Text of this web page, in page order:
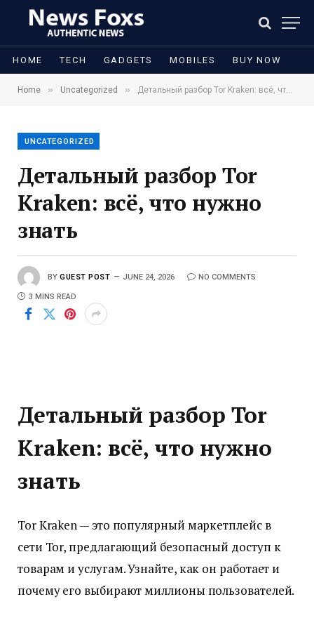
HOME TECH GADGETS MOBILES BUY NOW
Home » Uncategorized » Детальный разбор Tor Kraken: всё, что нужно знать
UNCATEGORIZED
Детальный разбор Tor
Kraken: всё, что нужно
знать
BY GUEST POST JUNE 24, 2026 NO COMMENTS
3 MINS READ
Детальный разбор Tor
Kraken: всё, что нужно
знать
Tor Kraken — это популярный маркетплейс в
сети Tor, предлагающий безопасный доступ к
товарам и услугам. Узнайте, как он работает и
почему его выбирают миллионы пользователей.